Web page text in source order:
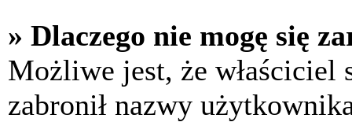
» Dlaczego nie mogę się
Możliwe jest, że właściciel
zabronił nazwy